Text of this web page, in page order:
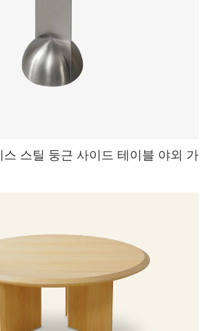
스 스틸 둥근 사이드 테이블 야외 가